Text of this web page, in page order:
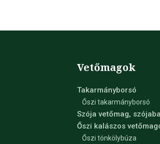
Vetőmagok
Takarmányborsó
Őszi takarmányborsó
Szója vetőmag,
Őszi kalászos
Őszi tönkölybúza